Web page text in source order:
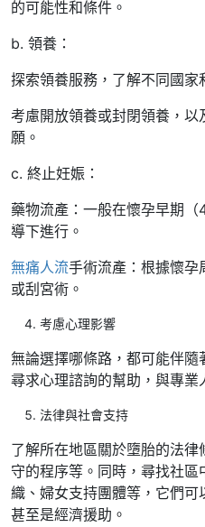
的可能性和條件。
b. 領養：
探索領養服務，了解不同國家
考慮開放領養或封閉領養，
願。
c. 終止妊娠：
藥物流產：一般在懷孕早期
導下進行。
無痛人流手術流產：根據懷孕
或刮宮術。
考慮心理影響
無論選擇哪條路，都可能伴
尋求心理諮詢的幫助，與專業
法律與社會支持
了解所在地區關於墮胎的法
守的程序等。同時，尋找社
織、婦女支持團體等，它們
甚至是經濟援助。